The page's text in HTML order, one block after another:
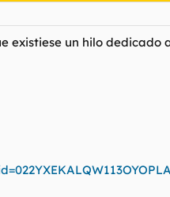
existiese un hilo